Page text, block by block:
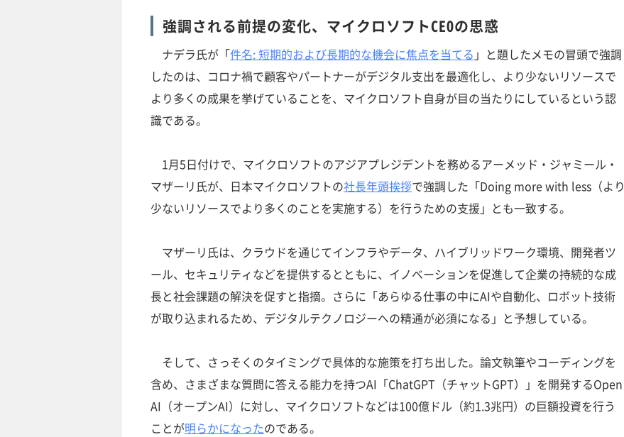
強調される前提の変化、マイクロソフトCEOの思惑
ナデラ氏が「件名: 短期的および長期的な機会に焦点を当てる 」と題したメモの冒頭で強調
したのは、コロナ禍で顧客やパートナーがデジタル支出を最適化し、より少ないリソースで
より多くの成果を挙げていることを、マイクロソフト自身が目の当たりにしているという認
識である。
1月5日付けで、マイクロソフトのアジアプレジデントを務めるアーメッド・ジャミール・
マザーリ氏が、日本マイクロソフトの社長年頭挨拶で強調した「Doing more with less（より
少ないリソースでより多くのことを実施する）を行うための支援」とも一致する。
マザーリ氏は、クラウドを通じてインフラやデータ、ハイブリッドワーク環境、開発者ツ
ール、セキュリティなどを提供するとともに、イノベーションを促進して企業の持続的な成
長と社会課題の解決を促すと指摘。さらに「あらゆる仕事の中にAIや自動化、ロボット技術
が取り込まれるため、デジタルテクノロジーへの精通が必須になる」と予想している。
そして、さっそくのタイミングで具体的な施策を打ち出した。論文執筆やコーディングを
含め、さまざまな質問に答える能力を持つAI「ChatGPT（チャットGPT）」を開発するOpen
AI（オープンAI）に対し、マイクロソフトなどは100億ドル（約1.3兆円）の巨額投資を行う
ことが明らかになったのである。